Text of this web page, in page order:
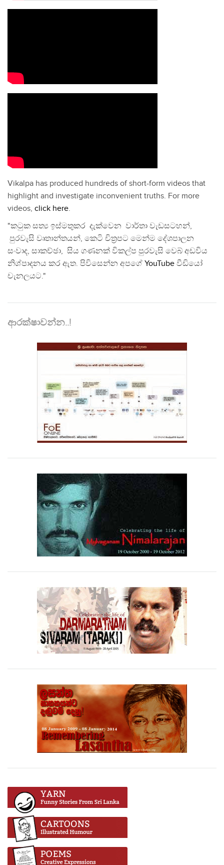
Vikalpa has produced hundreds of short-form videos that
highlight and investigate inconvenient truths. For more
videos, click here.
"කටුක සත්‍ය ඉස්මතුකර දැක්වෙන වාර්තා වැඩසටහන්,
පුරවැසි වෘතාන්තයන්, කෙටි චිත්‍රපට මෙන්ම දේශපාලන
සංවාද, සාකච්ඡා, සිය ගණනක් විකල්ප පුරවැසි වෙබ් අඩවිය
නිශ්පාදනය කර ඇත. පිවිසෙන්න අපගේ YouTube වීඩියෝ
චැනලයට."
ආරක්ෂාවන්න..!